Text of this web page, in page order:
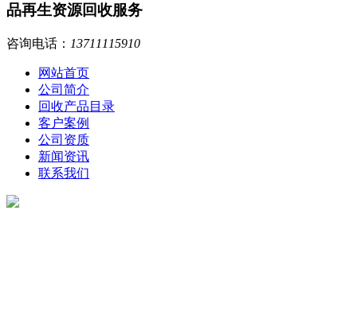
品再生资源回收服务
咨询电话： 13711115910
网站首页
公司简介
回收产品目录
客户案例
公司资质
新闻资讯
联系我们